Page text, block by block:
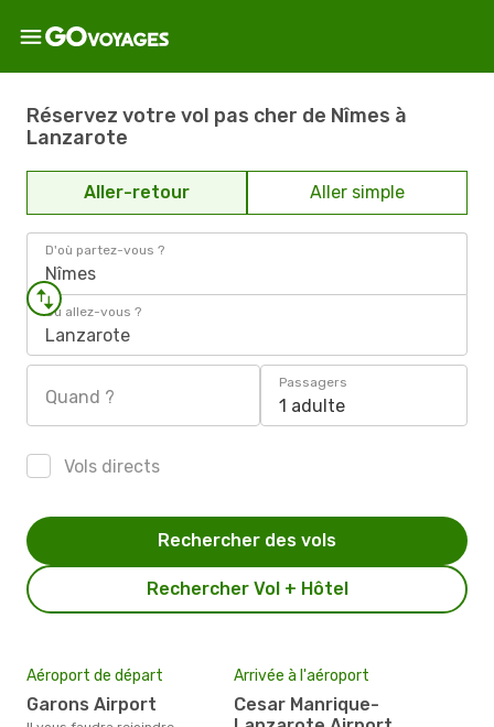
Réservez votre vol pas cher de Nîmes à
Lanzarote
Aller-retour Aller simple
D'où partez-vous ?
Nîmes
Où allez-vous ?
Lanzarote
Quand ?
Passagers
1 adulte
Vols directs
Rechercher Vol + Hôtel
Rechercher des vols
Aéroport de départ
Garons Airport
Arrivée à l'aéroport
Cesar Manrique-